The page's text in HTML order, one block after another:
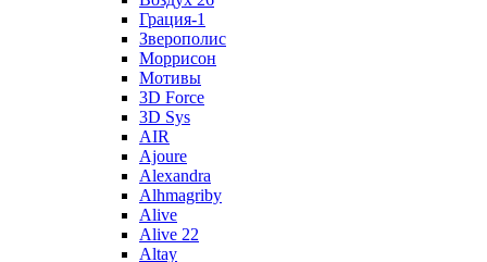
Грация-1
Зверополис
Моррисон
Мотивы
3D Force
3D Sys
AIR
Ajoure
Alexandra
Alhmagriby
Alive
Alive 22
Altay